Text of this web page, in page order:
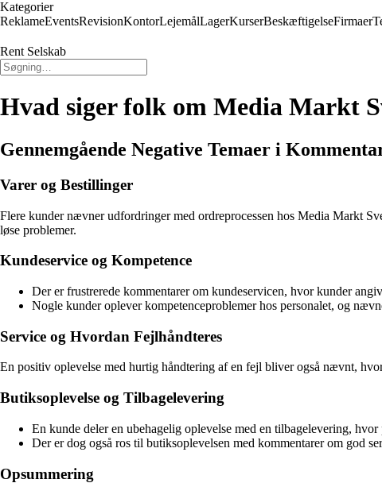
Kategorier
ReklameEventsRevisionKontorLejemålLagerKurserBeskæftigelseFirmaer
Rent Selskab
Hvad siger folk om Media Markt
Gennemgående Negative Temaer i
Varer og Bestillinger
Flere kunder nævner udfordringer med ordreprocessen hos Media Markt
løse problemer.
Kundeservice og Kompetence
Der er frustrerede kommentarer om kundeservicen, hvor kunder
Nogle kunder oplever kompetenceproblemer hos personalet, og
Service og Hvordan Fejlhåndteres
En positiv oplevelse med hurtig håndtering af en fejl bliver også nævnt,
Butiksoplevelse og Tilbagelevering
En kunde deler en ubehagelig oplevelse med en tilbagelevering,
Der er dog også ros til butiksoplevelsen med kommentarer om god
Opsummering